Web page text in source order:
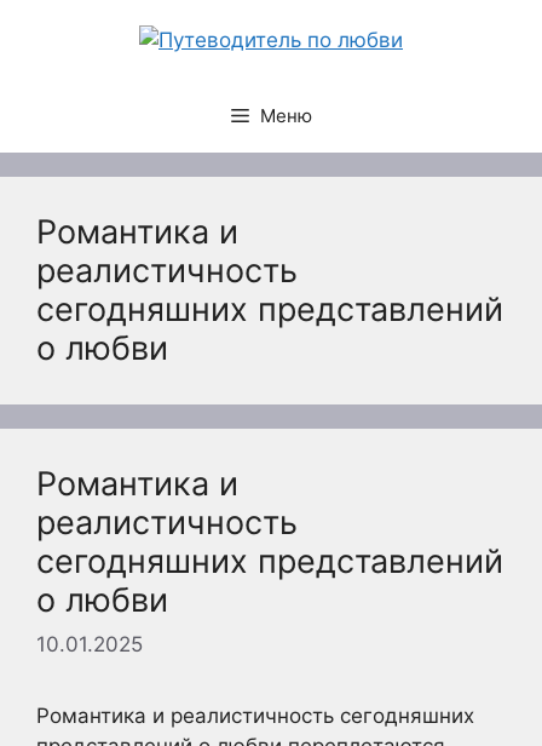
Меню
Романтика и
реалистичность
сегодняшних представлений
о любви
Романтика и
реалистичность
сегодняшних представлений
о любви
10.01.2025
Романтика и реалистичность сегодняшних